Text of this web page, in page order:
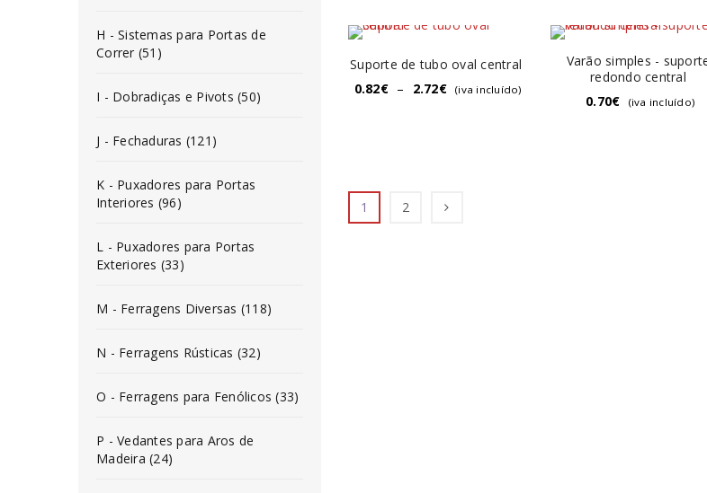
H - Sistemas para Portas de
Correr (51)
I - Dobradiças e Pivots (50)
J - Fechaduras (121)
K - Puxadores para Portas
Interiores (96)
L - Puxadores para Portas
Exteriores (33)
M - Ferragens Diversas (118)
N - Ferragens Rústicas (32)
O - Ferragens para Fenólicos (33)
P - Vedantes para Aros de
Madeira (24)
Suporte de tubo oval central
0.82€ – 2.72€ (iva incluído)
Varão simples -
redondo central
0.70€ (iva incluído)
1 2